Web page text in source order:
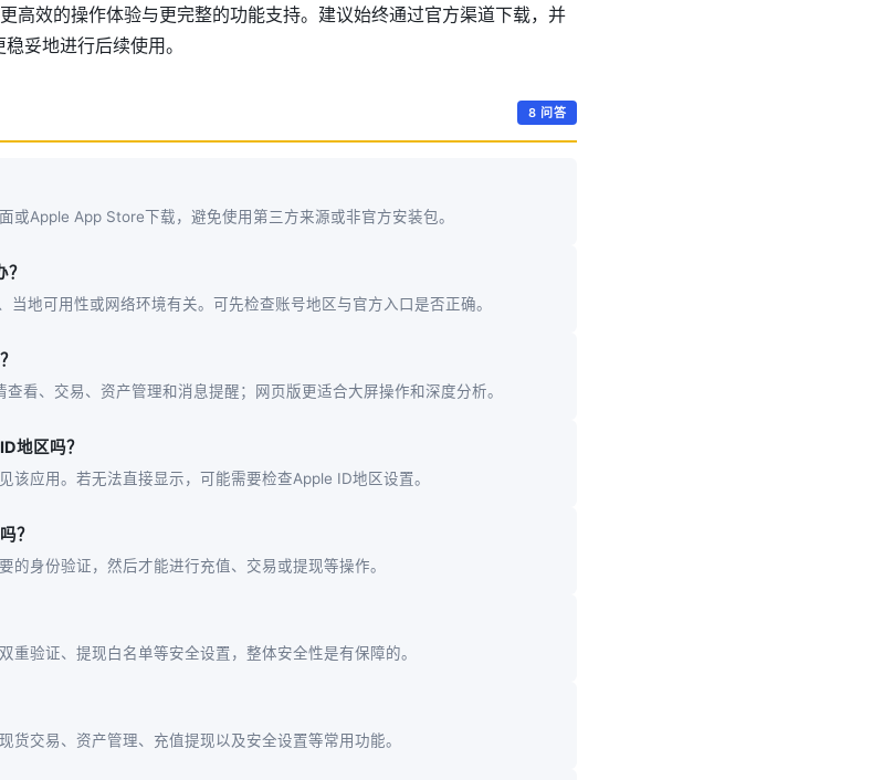
高效的操作体验与更完整的功能支持。建议始终通过官方渠道下载，并
妥地进行后续使用。
8 问答
或Apple App Store下载，避免使用第三方来源或非官方安装包。
当地可用性或网络环境有关。可先检查账号地区与官方入口是否正确。
看、交易、资产管理和消息提醒；网页版更适合大屏操作和深度分析。
地区吗？
该应用。若无法直接显示，可能需要检查Apple ID地区设置。
？
的身份验证，然后才能进行充值、交易或提现等操作。
重验证、提现白名单等安全设置，整体安全性是有保障的。
货交易、资产管理、充值提现以及安全设置等常用功能。